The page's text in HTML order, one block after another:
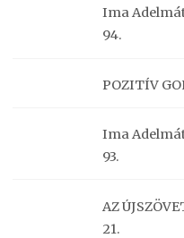
Ima
94.
POZITÍV
Ima
93.
AZ
21.